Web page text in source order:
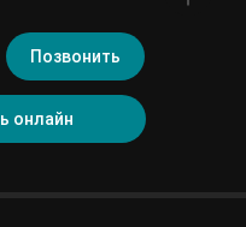
онлайн
Позвонить